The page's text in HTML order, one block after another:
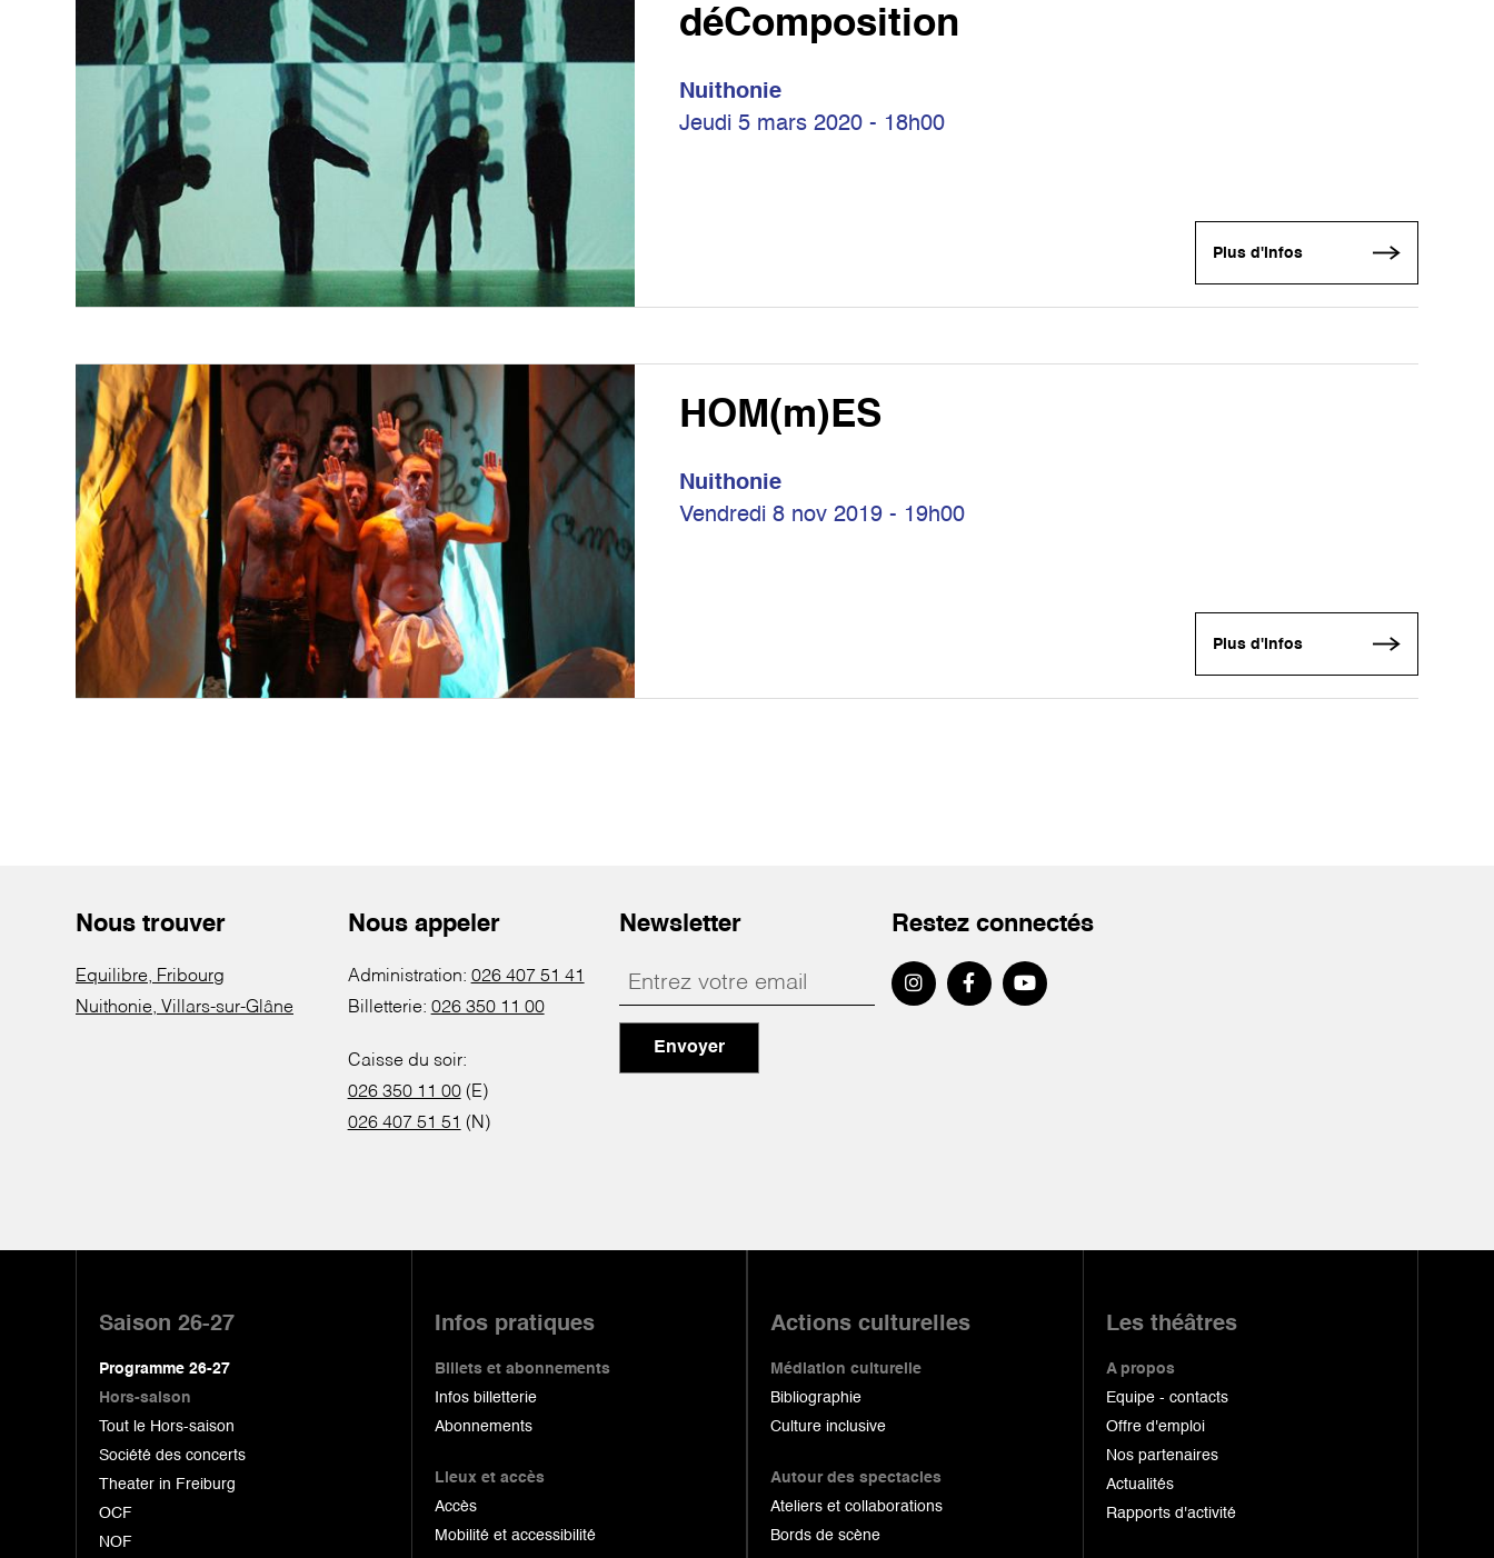
déComposition
Nuithonie
Jeudi 5 mars 2020 - 18h00
Plus d'infos
HOM(m)ES
Nuithonie
Vendredi 8 nov 2019 - 19h00
Plus d'infos
Nous trouver
Equilibre, Fribourg
Nuithonie, Villars-sur-Glâne
Nous appeler
Administration: 026 407 51 41
Billetterie: 026 350 11 00
Caisse du soir:
026 350 11 00(E)
026 407 51 51 (N)
Newsletter
Envoyer
Restez connectés
Saison 26-27
Programme 26-27
Hors-saison
Tout le Hors-saison
Société des concerts
Theater in Freiburg
OCF
NOF
Infos pratiques
Billets et abonnements
Infos billetterie
Abonnements
Lieux et accès
Accès
Mobilité et accessibilité
Actions culturelles
Médiation culturelle
Bibliographie
Culture inclusive
Autour des spectacles
Ateliers et collaborations
Bords de scène
Les théâtres
A propos
Equipe - contacts
Offre d'emploi
Nos partenaires
Actualités
Rapports d'activité